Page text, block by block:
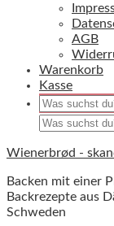
AGB
Warenkorb
Kasse
Wienerbrød -
Backen mit einer
Backrezepte aus
Schweden